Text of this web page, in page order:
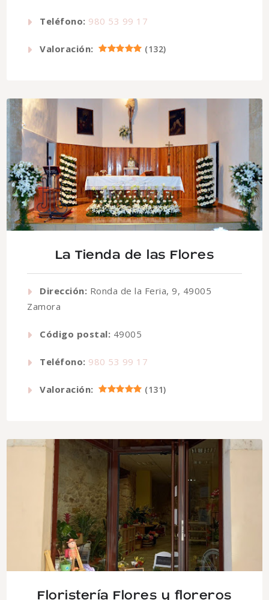
Teléfono: 980 53 99 17
Valoración: (132)
La Tienda de las Flores
Dirección: Ronda de la Feria, 9, 49005
Zamora
Código postal: 49005
Teléfono: 980 53 99 17
Valoración: (131)
Floristería Flores y floreros